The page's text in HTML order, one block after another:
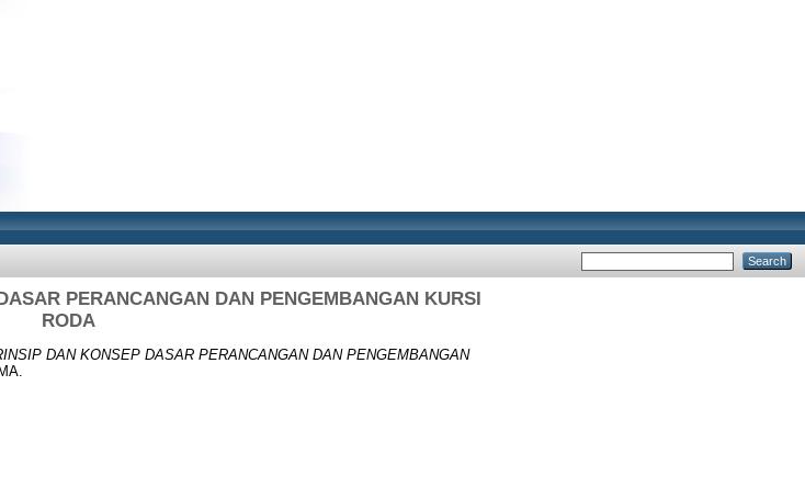
PERANCANGAN DAN PENGEMBANGAN KURSI
RODA
DAN KONSEP DASAR PERANCANGAN DAN PENGEMBANGAN